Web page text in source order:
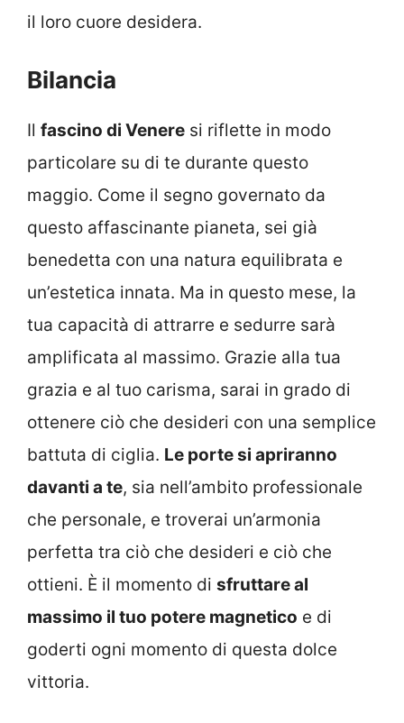
il loro cuore desidera.
Bilancia
Il fascino di Venere si riflette in modo
particolare su di te durante questo
maggio. Come il segno governato da
questo affascinante pianeta, sei già
benedetta con una natura equilibrata e
un’estetica innata. Ma in questo mese, la
tua capacità di attrarre e sedurre sarà
amplificata al massimo. Grazie alla tua
grazia e al tuo carisma, sarai in grado di
ottenere ciò che desideri con una semplice
battuta di ciglia. Le porte si apriranno
davanti a te, sia nell’ambito professionale
che personale, e troverai un’armonia
perfetta tra ciò che desideri e ciò che
ottieni. È il momento di sfruttare al
massimo il tuo potere magnetico e di
goderti ogni momento di questa dolce
vittoria.